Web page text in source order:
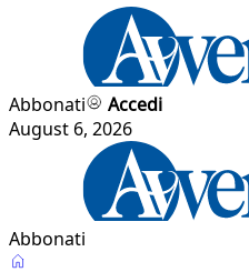
Abbonati
Accedi
August 6, 2026
Abbonati